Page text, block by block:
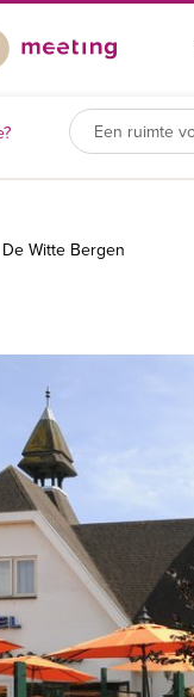
Een ruimte
De Witte Bergen